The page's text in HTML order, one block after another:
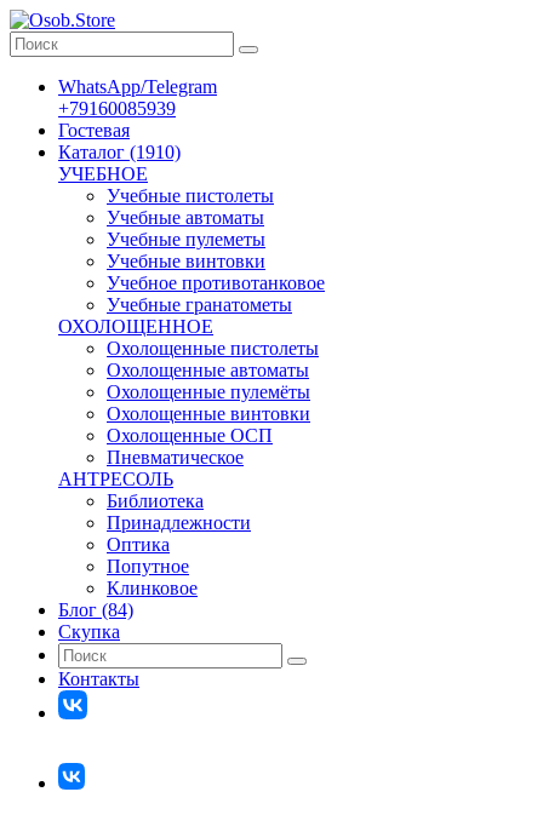
WhatsApp/Telegram
+79160085939
Гостевая
Каталог (1910)
УЧЕБНОЕ
Учебные пистолеты
Учебные автоматы
Учебные пулеметы
Учебные винтовки
Учебное противотанковое
Учебные гранатометы
ОХОЛОЩЕННОЕ
Охолощенные пистолеты
Охолощенные автоматы
Охолощенные пулемёты
Охолощенные винтовки
Охолощенные ОСП
Пневматическое
АНТРЕСОЛЬ
Библиотека
Принадлежности
Оптика
Попутное
Клинковое
Блог (84)
Скупка
Контакты